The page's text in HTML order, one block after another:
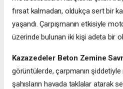
fırsat kalmadan, oldukça sert bir
yaşandı. Çarpışmanın etkisiyle
üzerinde bulunan iki kişi adeta bir
Kazazedeler Beton Zemine
görüntülerde, çarpmanın
şahısların havada taklalar atarak